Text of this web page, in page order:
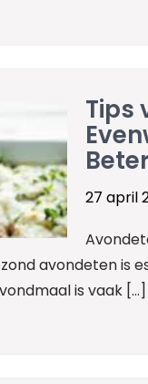
Tips
27 april
avondeten is
is vaak […]